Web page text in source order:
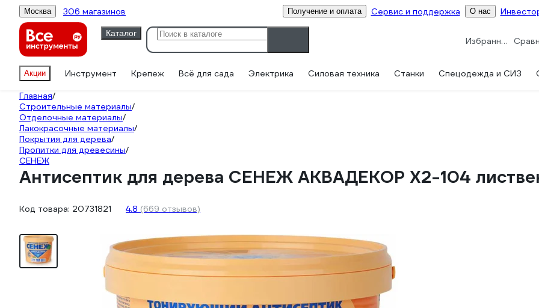
Москва 306 магазинов Получение и оплата Сервис и поддержка О нас
Каталог
Избранное
Акции Инструмент Крепеж Всё для сада Электрика Силовая техника Станки Спецодежда и СИЗ
Главная/
Строительные материалы/
Отделочные материалы/
Лакокрасочные материалы/
Покрытия для дерева/
Пропитки для древесины/
СЕНЕЖ
Антисептик для дерева СЕНЕЖ АКВАДЕКОР Х2-104
Код товара: 20731821 4.8 (669 отзывов)